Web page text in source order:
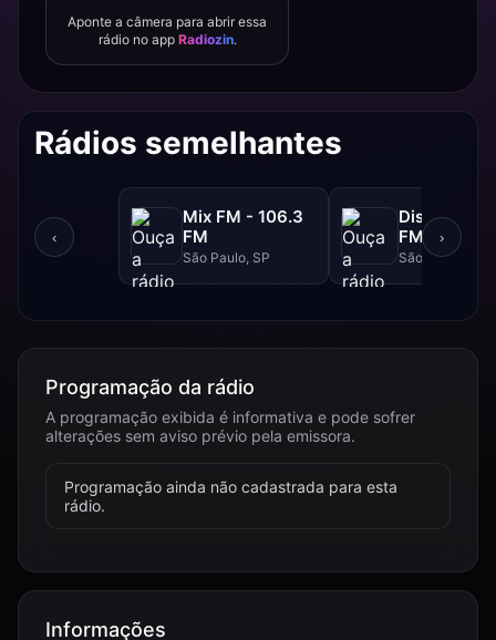
Aponte a câmera para abrir essa
rádio no app Radiozin.
Rádios semelhantes
‹
Mix FM - 106.3
FM
São Paulo, SP
Disney -
FM
São Paulo, SP
›
Programação da rádio
A programação exibida é informativa e pode sofrer
alterações sem aviso prévio pela emissora.
Programação ainda não cadastrada para esta
rádio.
Informações